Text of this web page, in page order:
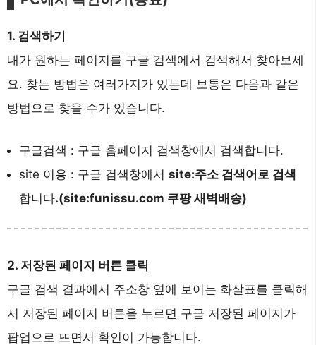
1. 검색하기
내가 원하는 페이지를 구글 검색에서 검색해서 찾아보세
요. 찾는 방법은 여러가지가 있는데 보통은 다음과 같은
방법으로 찾을 수가 있습니다.
구글검색 : 구글 홈페이지 검색창에서 검색합니다.
site 이용 : 구글 검색창에서 site:주소 검색어로 검색
합니다.(site:funissu.com 쿠팡 새벽배송)
2. 저장된 페이지 버튼 클릭
구글 검색 결과에서 주소창 옆에 보이는 화살표를 클릭해
서 저장된 페이지 버튼을 누르면 구글 저장된 페이지가
팝업으로 뜨면서 확인이 가능합니다.